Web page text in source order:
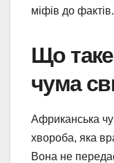
міфів до фактів.
Що
чума
Африканська
хвороба, яка
Вона не